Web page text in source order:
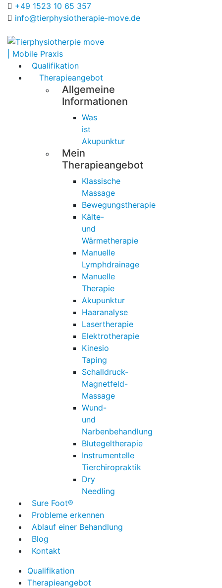
+49 1523 10 65 357
info@tierphysiotherapie-move.de
Qualifikation
Therapieangebot
Allgemeine
Informationen
Was
ist
Akupunktur
Mein
Therapieangebot
Klassische
Massage
Bewegungstherapie
Kälte-
und
Wärmetherapie
Manuelle
Lymphdrainage
Manuelle
Therapie
Akupunktur
Haaranalyse
Lasertherapie
Elektrotherapie
Kinesio
Taping
Schalldruck-
Magnetfeld-
Massage
Wund-
und
Narbenbehandlung
Blutegeltherapie
Instrumentelle
Tierchiropraktik
Dry
Needling
Sure Foot®
Probleme erkennen
Ablauf einer Behandlung
Blog
Kontakt
Qualifikation
Therapieangebot